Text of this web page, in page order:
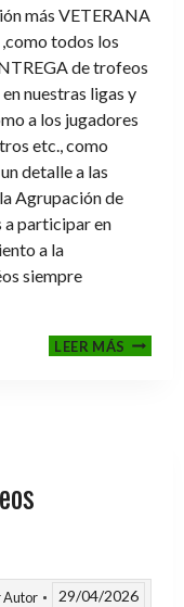
más VETERANA
todos los
de trofeos
nuestras ligas y
a los jugadores
etc., como
detalle a las
Agrupación de
a participar en
a la
siempre
LEER MÁSCENA-
Autor 29/04/2026